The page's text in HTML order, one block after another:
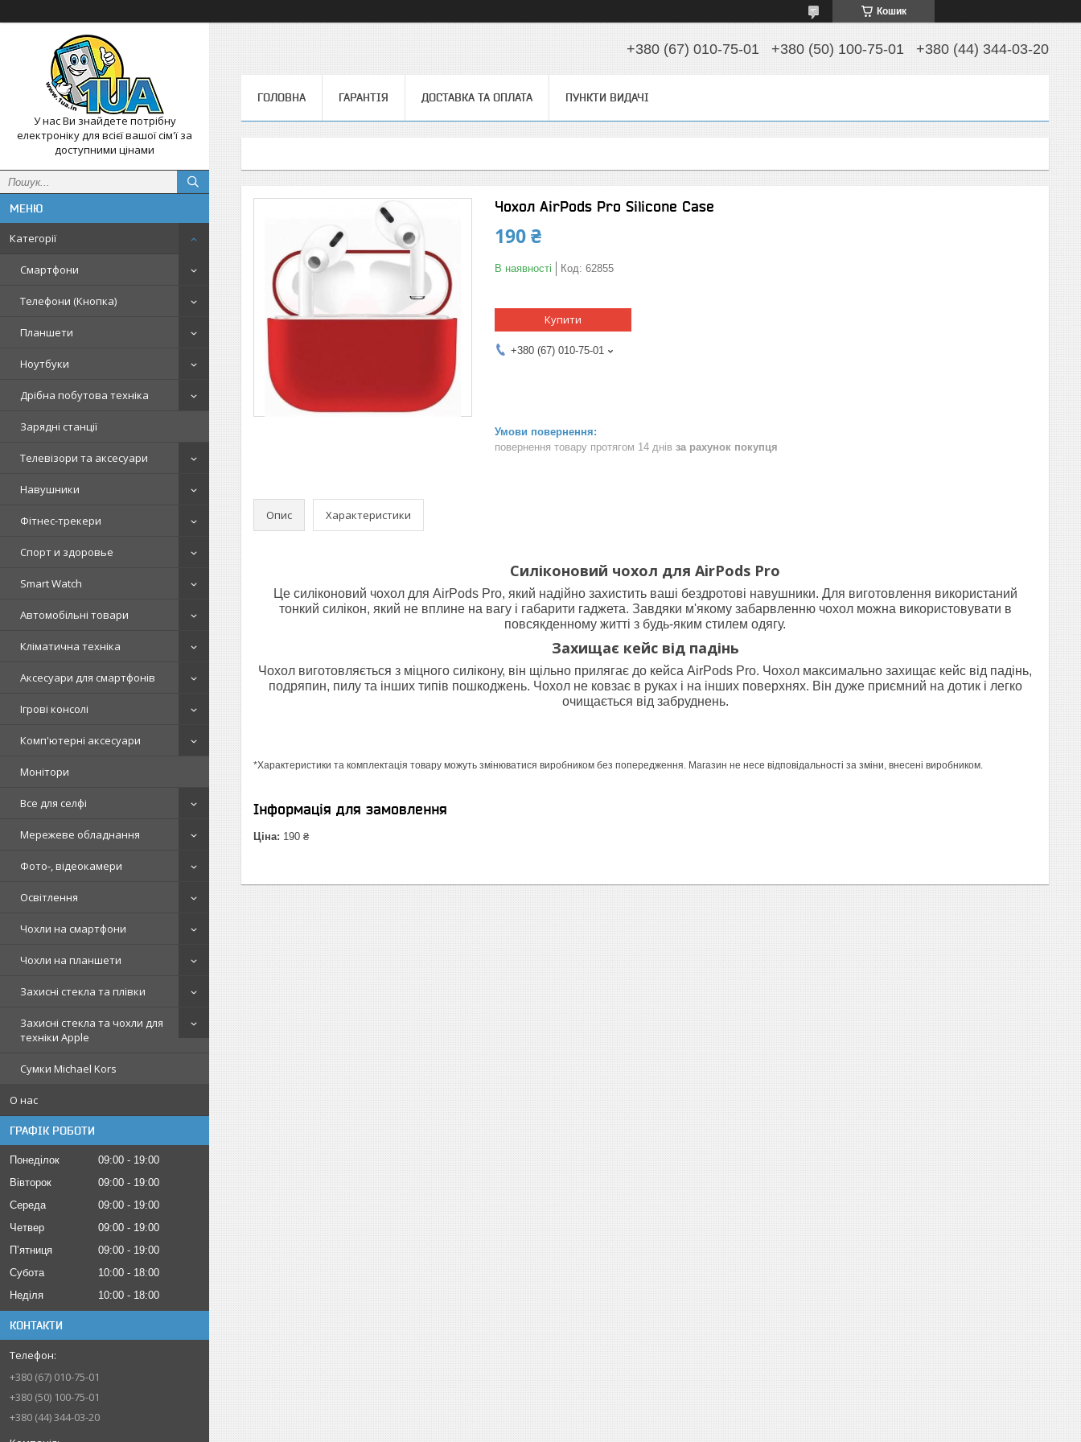
Кошик
У нас Ви знайдете потрібну
електроніку для всієї вашої сім'ї за
доступними цінами
Категорії
Смартфони
Телефони (Кнопка)
Планшети
Ноутбуки
Дрібна побутова техніка
Зарядні станції
Телевізори та аксесуари
Навушники
Фітнес-трекери
Спорт и здоровье
Smart Watch
Автомобільні товари
Кліматична техніка
Аксесуари для смартфонів
Ігрові консолі
Комп'ютерні аксесуари
Монітори
Все для селфі
Мережеве обладнання
Фото-, відеокамери
Освітлення
Чохли на смартфони
Чохли на планшети
Захисні стекла та плівки
Захисні стекла та чохли для
техніки Apple
Сумки Michael Kors
О нас
ГРАФІК РОБОТИ
Понеділок 09:00
19:00
Вівторок
09:00
19:00
Середа
09:00
19:00
Четвер
09:00
19:00
Пʼятниця
09:00
19:00
Субота
10:00
18:00
Неділя
10:00 18:00
КОНТАКТИ
+380 (67) 010-75-01
+380 (50) 100-75-01
+380 (44) 344-03-20
+380 (67) 010-75-01 +380 (50) 100-75-01 +380 (44) 344-03-20
ГОЛОВНА ГАРАНТІЯ ДОСТАВКА ТА ОПЛАТА ПУНКТИ ВИДАЧІ
Чохол AirPods Pro Silicone Case
190 ₴
В наявності Код: 62855
Купити
+380 (67) 010-75-01
повернення товару протягом 14 днів за рахунок покупця
Опис Характеристики
Силіконовий чохол для AirPods Pro
Це силіконовий чохол для AirPods Pro, який надійно захистить ваші бездротові навушники. Для виготовлення використаний
тонкий силікон, який не вплине на вагу і габарити гаджета. Завдяки м'якому забарвленню чохол можна використовувати в
повсякденному житті з будь-яким стилем одягу.
Захищає кейс від падінь
Чохол виготовляється з міцного силікону, він щільно прилягає до кейса AirPods Pro. Чохол максимально захищає кейс від падінь,
подряпин, пилу та інших типів пошкоджень. Чохол не ковзає в руках і на інших поверхнях. Він дуже приємний на дотик і легко
очищається від забруднень.
*Характеристики та комплектація товару можуть змінюватися виробником без попередження. Магазин не несе відповідальності за зміни, внесені виробником.
Інформація для замовлення
Ціна: 190 ₴